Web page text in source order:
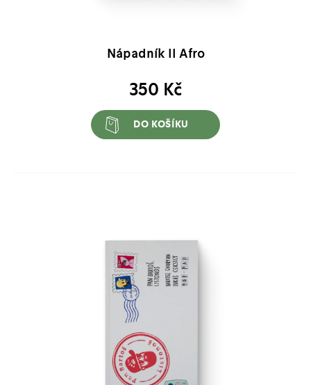
Nápadník II Afro
350 Kč
DO KOŠÍKU